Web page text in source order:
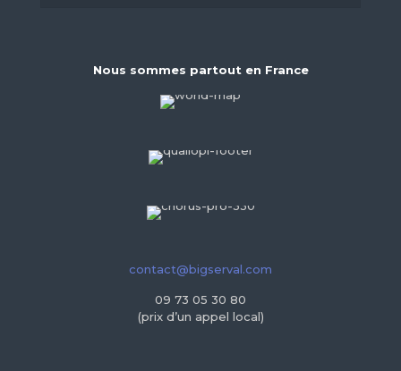
Nous sommes partout en France
contact@bigserval.com
09 73 05 30 80
(prix d’un appel local)